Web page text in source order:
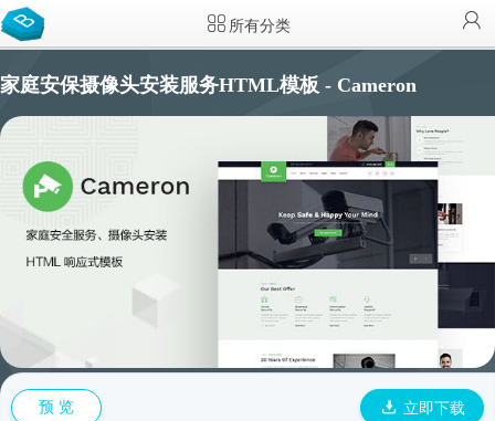
所有分类
家庭安保摄像头安装服务HTML模板 - Cameron
预 览 立即下载